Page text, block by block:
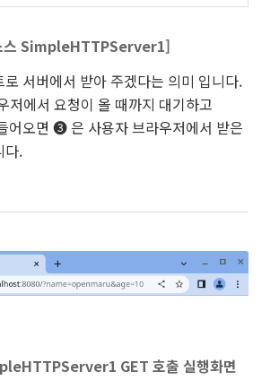
스SimpleHTTPServer1]
서버에서 받아 주겠다는 의미 입니다.
에서 요청이 올 때까지 대기하고
어오면 ❸ 은 사용자 브라우저에서 받은
다.
GET 호출 실행화면